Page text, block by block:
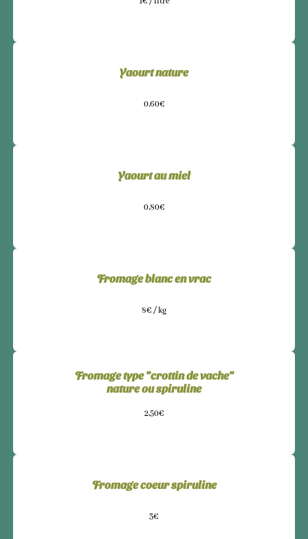
Yaourt nature
0,60€
Yaourt au miel
0,80€
Fromage blanc en vrac
8€ / kg
Fromage type "crottin de vache"
nature ou spiruline
2,50€
Fromage coeur spiruline
3€